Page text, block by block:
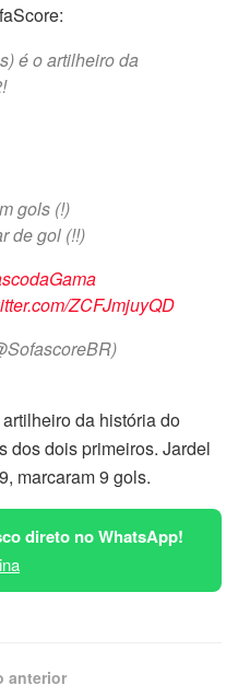
é o artilheiro da
gols (!)
de gol (!!)
ZCFJmjuyQD
da história do
dos dois primeiros. Jardel
marcaram 9 gols.
direto no WhatsApp!
anterior